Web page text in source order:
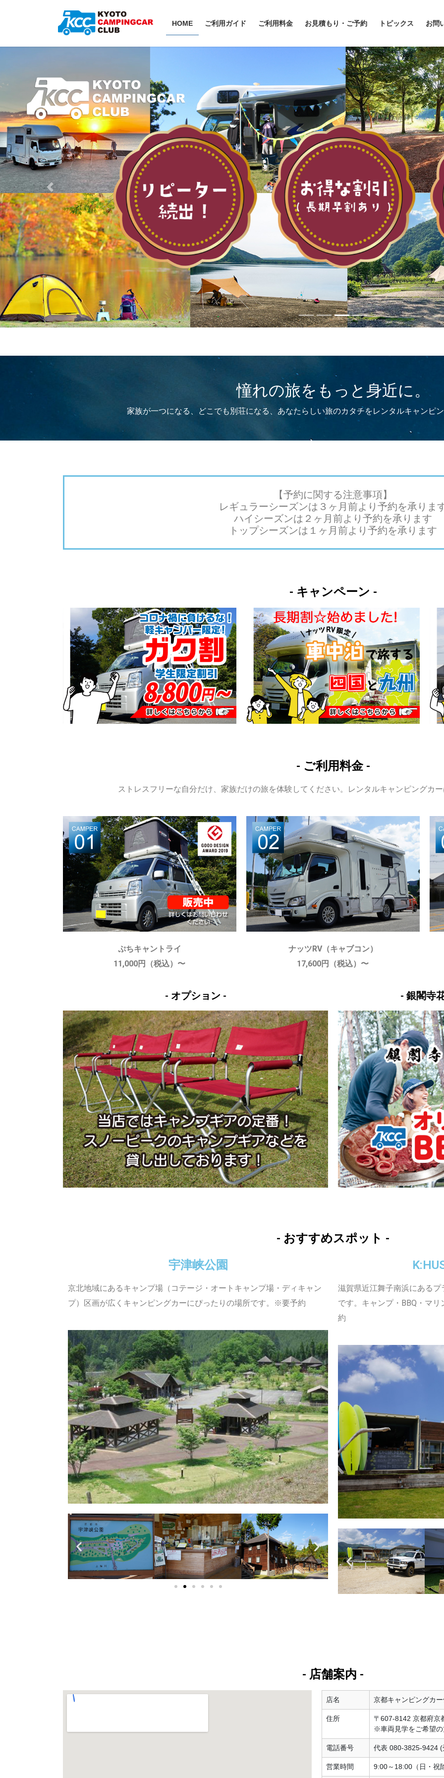
HOME ご利用ガイド ご利用料金 お見積もり・ご予約 トピックス お問
Previous
憧れの旅をもっと身近に。
家族が一つになる、どこでも別荘になる、あなたらしい旅のカタチをレンタルキャンピ
【予約に関する注意事項】
レギュラーシーズンは３ヶ月前より予約を承りま
ハイシーズンは２ヶ月前より予約を承ります
トップシーズンは１ヶ月前より予約を承ります
- キャンペーン -
- ご利用料金 -
ストレスフリーな自分だけ、家族だけの旅を体験してください。レンタルキャンピングカ
ぷちキャントライ
11,000円（税込）〜
ナッツRV（キャブコン）
17,600円（税込）〜
- オプション - - 銀閣寺
- おすすめスポット -
宇津峡公園
京北地域にあるキャンプ場（コテージ・オートキャンプ場・ディキャン
プ）区画が広くキャンピングカーにぴったりの場所です。※要予約
滋賀県近江舞子南浜にある
です。キャンプ・BBQ・マ
約
- 店舗案内 -
店名 京都キャンピングカ
住所
〒607-8142 京都府京
※車両見学をご希望
電話番号 代表 080-3825-9424
営業時間 9:00～18:00（日・祝